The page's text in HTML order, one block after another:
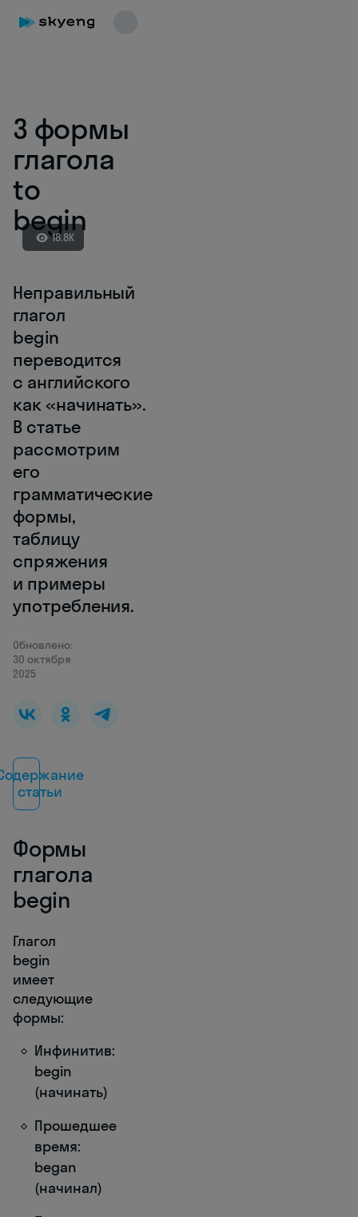
3 формы
глагола
to
begin
18.8K
Неправильный
глагол
begin
переводится
с английского
как «начинать».
В статье
рассмотрим
его
грамматические
формы,
таблицу
спряжения
и примеры
употребления.
Обновлено:
30 октября
2025
статьи
Формы
глагола
begin
Глагол
begin
имеет
следующие
формы:
Инфинитив:
begin
(начинать)
Прошедшее
время:
began
(начинал)
Skyeng Chat
online